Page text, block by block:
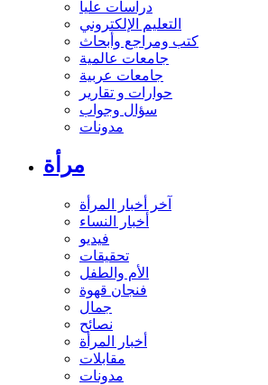
دراسات عليا
التعليم الإلكتروني
كتب ومراجع وأبحاث
جامعات عالمية
جامعات عربية
حوارات و تقارير
سؤال وجواب
مدونات
مرأة
آخر أخبار المرأة
أخبار النساء
فيديو
تحقيقات
الأم والطفل
فنجان قهوة
جمال
نصائح
أخبار المرأة
مقابلات
مدونات